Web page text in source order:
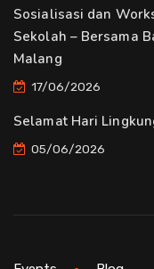
Sosialisasi dan
Sekolah – Bersama
Malang
17/06/2026
Selamat Hari
05/06/2026